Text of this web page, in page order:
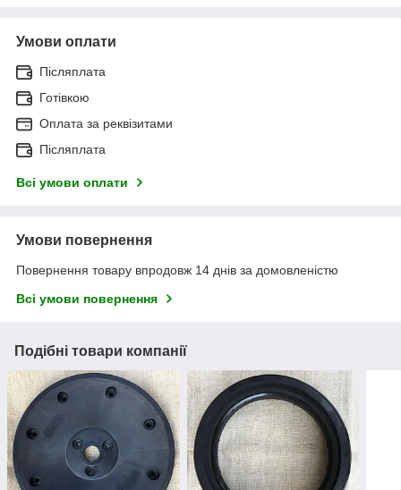
Умови оплати
Післяплата
Готівкою
Оплата за реквізитами
Післяплата
Всі умови оплати
Умови повернення
Повернення товару впродовж 14 днів за домовленістю
Всі умови повернення
Подібні товари компанії